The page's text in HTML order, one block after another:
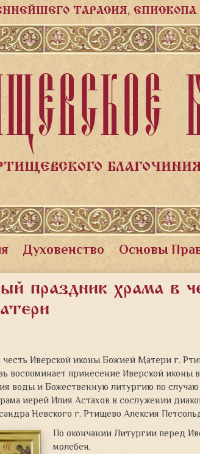
ТАРАСИЯ,
Духовенство Основы
праздник храма в
честь Иверской иконы Божией Матери г.
воспоминает принесение Иверской иконы
воды и Божественную литургию по
иерей Илия Астахов в сослужении
Невского г. Ртищево Алексия
По окончании Литургии перед
молебен.